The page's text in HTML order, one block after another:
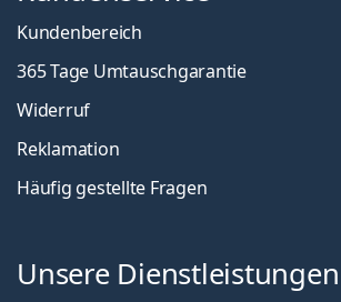
Kundenbereich
365 Tage Umtauschgarantie
Widerruf
Reklamation
Häufig gestellte Fragen
Unsere Dienstleistungen